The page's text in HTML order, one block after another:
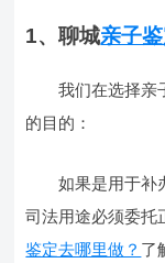
1、聊城亲子
我们在选择亲
的目的：
如果是用于补
司法用途必须委托
鉴定去哪里做？ 了